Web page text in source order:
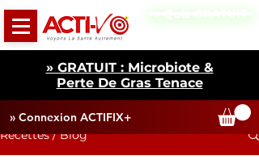
» Connexion ACTIFIX+
» GRATUIT : Microbiote &
Perte De Gras Tenace
» Quiz GRATUIT
Recettes / Blog